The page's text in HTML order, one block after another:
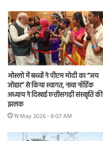
ओस्लो में बच्चों ने पीएम मोदी का “जय
जोहार” से किया स्वागत, नाचा नॉर्डिक
अध्याय ने दिखाई छत्तीसगढ़ी संस्कृति की
झलक
19 May 2026 - 8:07 AM